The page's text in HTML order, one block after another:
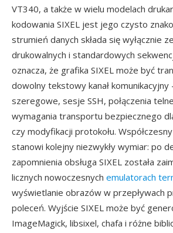
VT340, a także w wielu modelach
kodowania SIXEL jest jego czysto
strumień danych składa się wyłącznie
drukowalnych i standardowych
oznacza, że grafika SIXEL może być
dowolny tekstowy kanał
szeregowe, sesje SSH, połączenia
wymagania transportu bezpiecznego
czy modyfikacji protokołu.
stanowi kolejny niezwykły wymiar: po
zapomnienia obsługa SIXEL została
licznych nowoczesnych emulatorach
wyświetlanie obrazów w przepływach
poleceń. Wyjście SIXEL może być
ImageMagick, libsixel, chafa i różne